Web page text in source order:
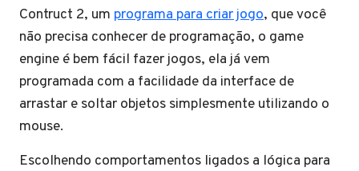
Contruct 2, um programa para criar jogo, que você
não precisa conhecer de programação, o game
engine é bem fácil fazer jogos, ela já vem
programada com a facilidade da interface de
arrastar e soltar objetos simplesmente utilizando o
mouse.
Escolhendo comportamentos ligados a lógica para